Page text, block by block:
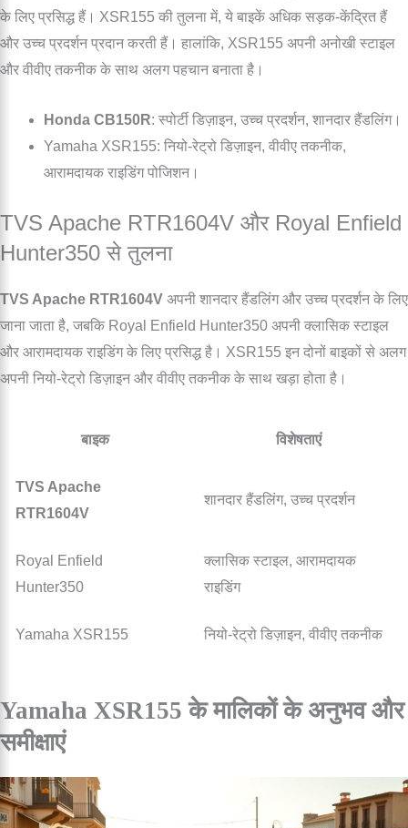
के लिए प्रसिद्ध हैं। XSR155 की तुलना में, ये बाइकें अधिक सड़क-केंद्रित हैं
और उच्च प्रदर्शन प्रदान करती हैं। हालांकि, XSR155 अपनी अनोखी स्टाइल
और वीवीए तकनीक के साथ अलग पहचान बनाता है।
Honda CB150R: स्पोर्टी डिज़ाइन, उच्च प्रदर्शन, शानदार हैंडलिंग।
Yamaha XSR155: नियो-रेट्रो डिज़ाइन, वीवीए तकनीक,
आरामदायक राइडिंग पोजिशन।
TVS Apache RTR1604V और Royal Enfield
Hunter350 से तुलना
TVS Apache RTR1604V अपनी शानदार हैंडलिंग और उच्च प्रदर्शन के लिए
जाना जाता है, जबकि Royal Enfield Hunter350 अपनी क्लासिक स्टाइल
और आरामदायक राइडिंग के लिए प्रसिद्ध है। XSR155 इन दोनों बाइकों से अलग
अपनी नियो-रेट्रो डिज़ाइन और वीवीए तकनीक के साथ खड़ा होता है।
बाइक विशेषताएं
TVS Apache
RTR1604V
शानदार हैंडलिंग, उच्च प्रदर्शन
Royal Enfield
Hunter350
क्लासिक स्टाइल, आरामदायक
राइडिंग
Yamaha XSR155 नियो-रेट्रो डिज़ाइन, वीवीए तकनीक
Yamaha XSR155 के मालिकों के अनुभव और
समीक्षाएं